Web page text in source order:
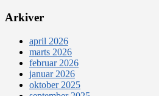
Arkiver
april 2026
marts 2026
februar 2026
januar 2026
oktober 2025